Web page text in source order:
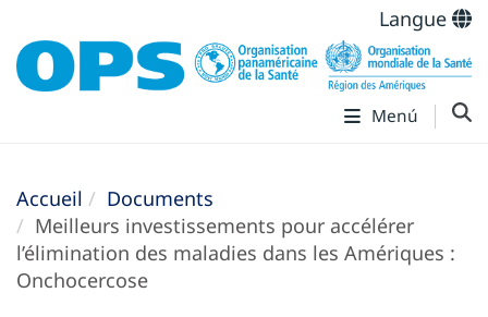
Langue
Menú
Accueil
Documents
Meilleurs investissements pour accélérer
l’élimination des maladies dans les Amériques :
Onchocercose